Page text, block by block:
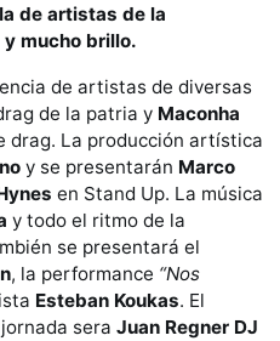
de artistas de la
mucho brillo.
de artistas de diversas
de la patria y Maconha
drag. La producción artística
y se presentarán Marco
en Stand Up. La música
y todo el ritmo de la
se presentará el
, la performance “Nos
Esteban Koukas. El
sera Juan Regner DJ